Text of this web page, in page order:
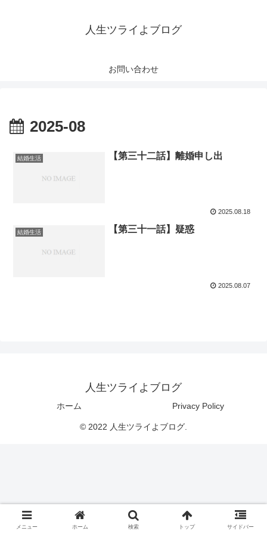
人生ツライよブログ
お問い合わせ
2025-08
結婚生活 【第三十二話】離婚申し出
2025.08.18
結婚生活 【第三十一話】疑惑
2025.08.07
人生ツライよブログ
ホーム Privacy Policy
© 2022 人生ツライよブログ.
メニュー ホーム 検索 トップ サイドバー